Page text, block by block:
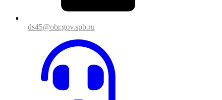
ds45@obr.gov.spb.ru